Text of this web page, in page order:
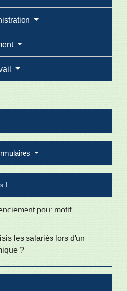
!
pour motif
les salariés lors d'un
?